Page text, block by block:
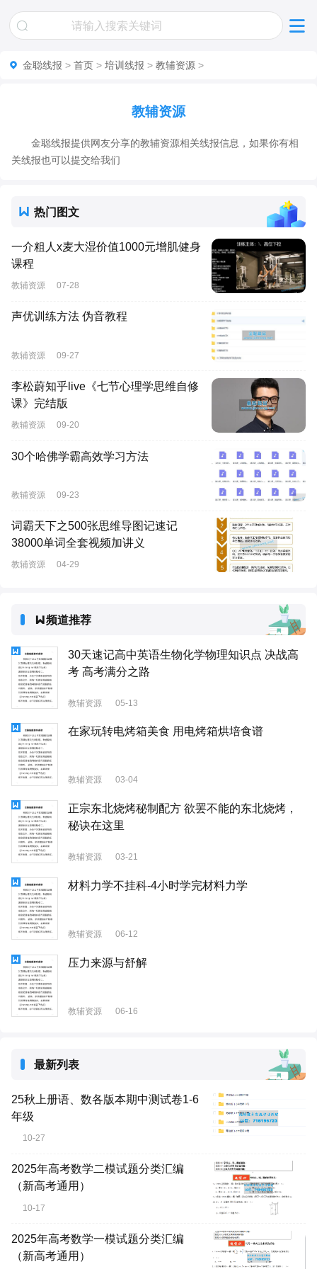
金聪线报 > 首页 > 培训线报 > 教辅资源 >
教辅资源
金聪线报提供网友分享的教辅资源相关线报信息，如果你有相
关线报也可以提交给我们
热门图文
一介粗人x麦大湿价值1000元增肌健身
课程
教辅资源 07-28
声优训练方法 伪音教程
教辅资源 09-27
李松蔚知乎live《七节心理学思维自修
课》完结版
教辅资源 09-20
30个哈佛学霸高效学习方法
教辅资源 09-23
词霸天下之500张思维导图记速记
38000单词全套视频加讲义
教辅资源 04-29
频道推荐
30天速记高中英语生物化学物理知识点 决战高
考 高考满分之路
教辅资源 05-13
在家玩转电烤箱美食 用电烤箱烘培食谱
教辅资源 03-04
正宗东北烧烤秘制配方 欲罢不能的东北烧烤，
秘诀在这里
教辅资源 03-21
材料力学不挂科-4小时学完材料力学
教辅资源 06-12
压力来源与舒解
教辅资源 06-16
最新列表
25秋上册语、数各版本期中测试卷1-6
年级
10-27
2025年高考数学二模试题分类汇编
（新高考通用）
10-17
2025年高考数学一模试题分类汇编
（新高考通用）